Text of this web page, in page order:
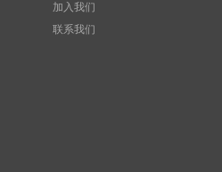
加入我们
联系我们